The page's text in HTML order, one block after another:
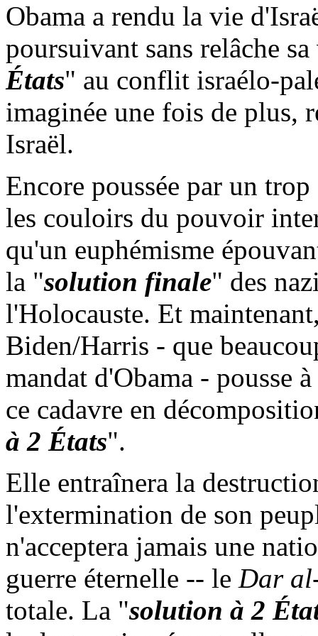
Obama a rendu la vie
poursuivant sans relâche
États" au conflit israélo-
imaginée une fois de plus,
Israël.
Encore poussée par un
les couloirs du pouvoir
qu'un euphémisme
la "solution finale" des
l'Holocauste. Et
Biden/Harris - que
mandat d'Obama - pousse
ce cadavre en
à 2 États".
Elle entraînera la
l'extermination de son
n'acceptera jamais une
guerre éternelle -- le Dar
totale. La "solution à 2